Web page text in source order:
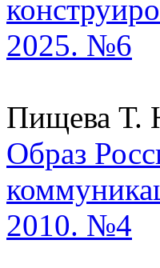
2025. №6
Пищева Т.
Образ
2010. №4